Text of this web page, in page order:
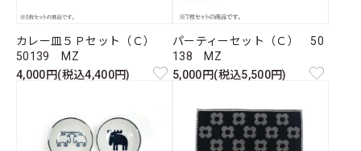
カレー皿５Ｐセット（Ｃ）
50139 MZ
4,000円(税込4,400円)
パーティーセット（Ｃ） 50
138 MZ
5,000円(税込5,500円)